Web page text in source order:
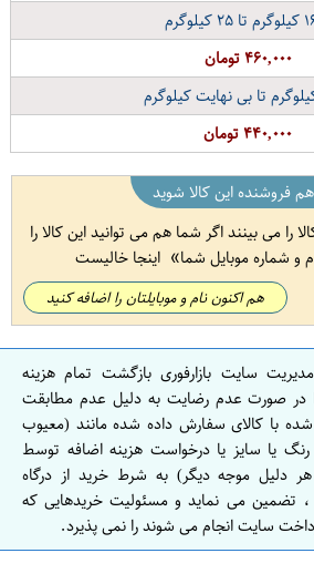
کیلوگرم تا ۲۵ کیلوگرم
۴۶۰,۰۰۰ تومان
تا بی نهایت کیلوگرم
۴۴۰,۰۰۰ تومان
فروشنده این کالا شوید
را می بینند اگر شما هم می توانید این کالا را
و شماره موبایل شما اینجا خالیست
هم اکنون نام و موبایلتان را اضافه کنید
سایت بازارفوری بازگشت تمام هزینه
در صورت عدم رضایت به دلیل عدم مطابقت
شده با کالای سفارش داده شده مانند (معیوب
یا سایز یا درخواست هزینه اضافه توسط
دلیل موجه دیگر) به شرط خرید از درگاه
تضمین می نماید و مسئولیت خریدهایی که
سایت انجام می شوند را نمی پذیرد.